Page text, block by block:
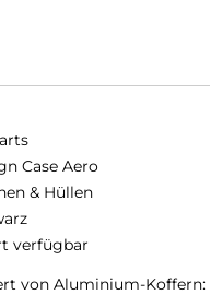
Case Aero
& Hüllen
verfügbar
von Aluminium-Koffern: